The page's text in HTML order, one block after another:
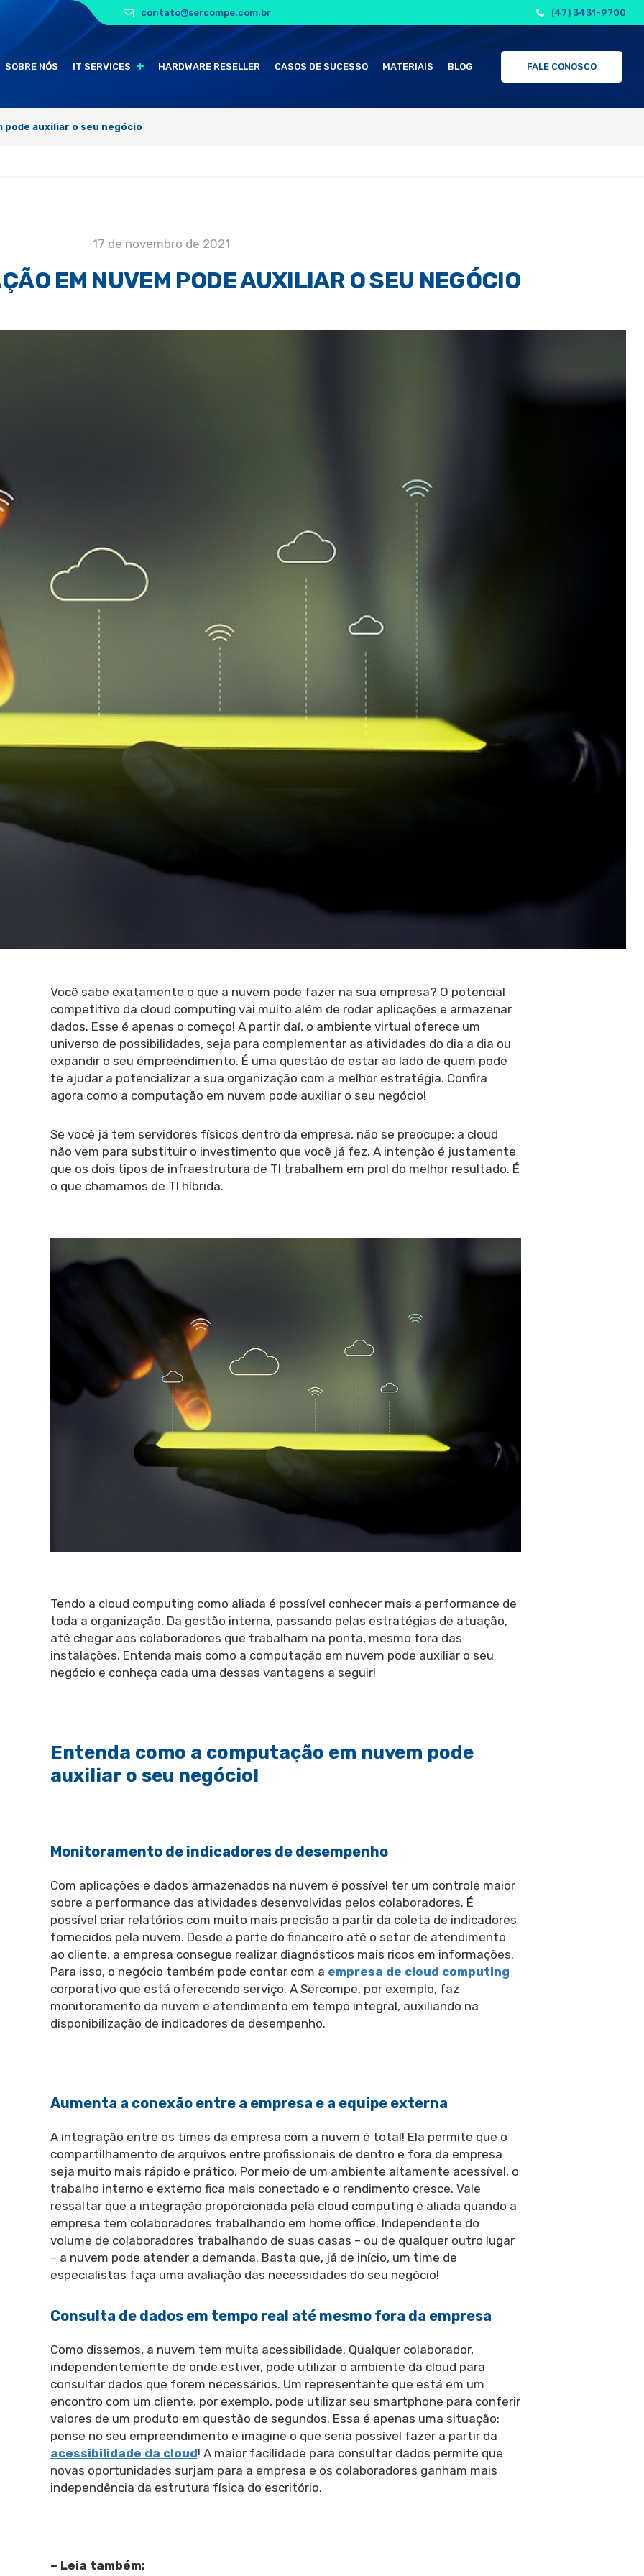
contato@sercompe.com.br (47) 3431-9700
SOBRE NÓS IT SERVICES HARDWARE RESELLER CASOS DE SUCESSO MATERIAIS BLOG FALE CONOSCO
pode auxiliar o seu negócio
17 de novembro de 2021
EM NUVEM PODE AUXILIAR O SEU NEGÓCIO
Você sabe exatamente o que a nuvem pode fazer na sua empresa? O potencial
competitivo da cloud computing vai muito além de rodar aplicações e armazenar
dados. Esse é apenas o começo! A partir daí, o ambiente virtual oferece um
universo de possibilidades, seja para complementar as atividades do dia a dia ou
expandir o seu empreendimento. É uma questão de estar ao lado de quem pode
te ajudar a potencializar a sua organização com a melhor estratégia. Confira
agora como a computação em nuvem pode auxiliar o seu negócio!
Se você já tem servidores físicos dentro da empresa, não se preocupe: a cloud
não vem para substituir o investimento que você já fez. A intenção é justamente
que os dois tipos de infraestrutura de TI trabalhem em prol do melhor resultado. É
o que chamamos de TI híbrida.
Tendo a cloud computing como aliada é possível conhecer mais a performance de
toda a organização. Da gestão interna, passando pelas estratégias de atuação,
até chegar aos colaboradores que trabalham na ponta, mesmo fora das
instalações. Entenda mais como a computação em nuvem pode auxiliar o seu
negócio e conheça cada uma dessas vantagens a seguir!
Entenda como a computação em nuvem pode
auxiliar o seu negócio!
Monitoramento de indicadores de desempenho
Com aplicações e dados armazenados na nuvem é possível ter um controle maior
sobre a performance das atividades desenvolvidas pelos colaboradores. É
possível criar relatórios com muito mais precisão a partir da coleta de indicadores
fornecidos pela nuvem. Desde a parte do financeiro até o setor de atendimento
ao cliente, a empresa consegue realizar diagnósticos mais ricos em informações.
Para isso, o negócio também pode contar com a empresa de cloud computing
corporativo que está oferecendo serviço. A Sercompe, por exemplo, faz
monitoramento da nuvem e atendimento em tempo integral, auxiliando na
disponibilização de indicadores de desempenho.
Aumenta a conexão entre a empresa e a equipe externa
A integração entre os times da empresa com a nuvem é total! Ela permite que o
compartilhamento de arquivos entre profissionais de dentro e fora da empresa
seja muito mais rápido e prático. Por meio de um ambiente altamente acessível, o
trabalho interno e externo fica mais conectado e o rendimento cresce. Vale
ressaltar que a integração proporcionada pela cloud computing é aliada quando a
empresa tem colaboradores trabalhando em home office. Independente do
volume de colaboradores trabalhando de suas casas – ou de qualquer outro lugar
– a nuvem pode atender a demanda. Basta que, já de início, um time de
especialistas faça uma avaliação das necessidades do seu negócio!
Consulta de dados em tempo real até mesmo fora da empresa
Como dissemos, a nuvem tem muita acessibilidade. Qualquer colaborador,
independentemente de onde estiver, pode utilizar o ambiente da cloud para
consultar dados que forem necessários. Um representante que está em um
encontro com um cliente, por exemplo, pode utilizar seu smartphone para conferir
valores de um produto em questão de segundos. Essa é apenas uma situação:
pense no seu empreendimento e imagine o que seria possível fazer a partir da
acessibilidade da cloud! A maior facilidade para consultar dados permite que
novas oportunidades surjam para a empresa e os colaboradores ganham mais
independência da estrutura física do escritório.
– Leia também: